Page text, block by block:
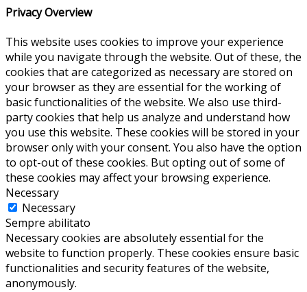
Privacy Overview
This website uses cookies to improve your experience
while you navigate through the website. Out of these, the
cookies that are categorized as necessary are stored on
your browser as they are essential for the working of
basic functionalities of the website. We also use third-
party cookies that help us analyze and understand how
you use this website. These cookies will be stored in your
browser only with your consent. You also have the option
to opt-out of these cookies. But opting out of some of
these cookies may affect your browsing experience.
Necessary
Necessary
Sempre abilitato
Necessary cookies are absolutely essential for the
website to function properly. These cookies ensure basic
functionalities and security features of the website,
anonymously.